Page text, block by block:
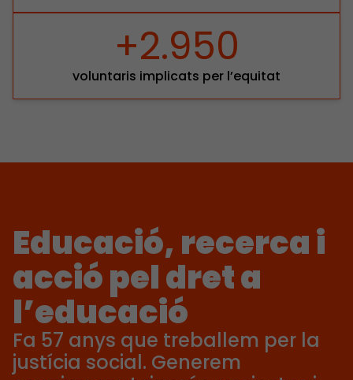
+2.950
voluntaris implicats per l’equitat
Educació, recerca i
acció pel dret a
l’educació
Fa 57 anys que treballem per la
justícia social. Generem